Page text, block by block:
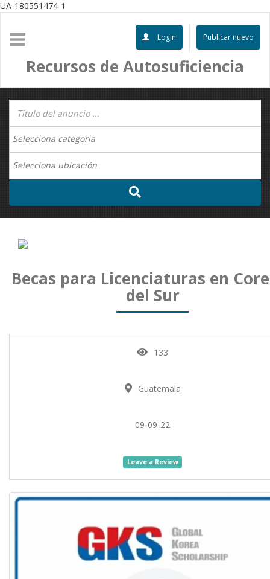
UA-180551474-1
Publicar nuevo
Login
Recursos de Autosuficiencia
Becas para Licenciaturas en
del Sur
133
Guatemala
09-09-22
Leave a Review